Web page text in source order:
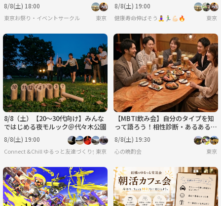
8/8(土) 18:00
東京お祭り・イベントサークル 東京
8/8(土) 19:00
健康寿命伸ばそう🧘‍♀️🏃‍♂️💪🏻🔥 東京
8/8（土）【20～30代向け】みんな
ではじめる夜モルック＠代々木公園
8/8(土) 19:00
Connect &Chill ゆるっと友達づくり会東京
【MBTI飲み会】自分のタイプを知
って語ろう！相性診断・あるあるト
ークで盛り上がる夜🍻
8/8(土) 19:30
心の晩酌会 東京